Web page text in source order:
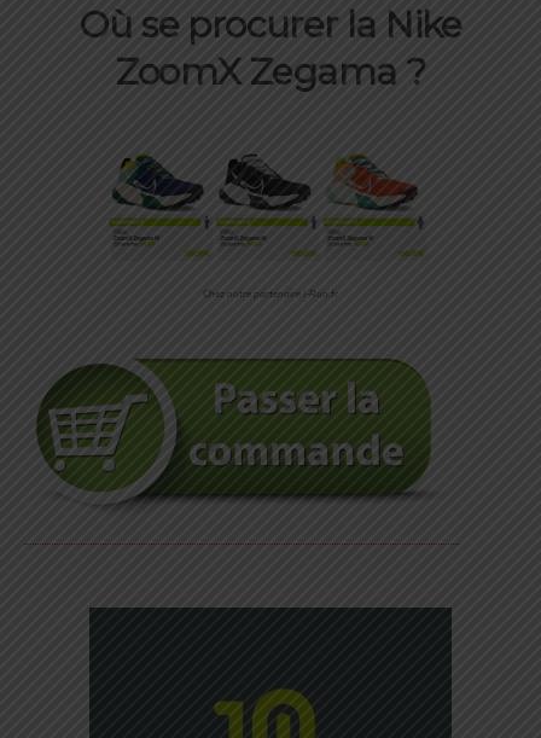
Où se procurer la Nike
ZoomX Zegama ?
Chez notre partenaire i-Run.fr